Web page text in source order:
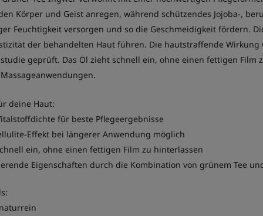
Körper und Geist anregen, während schützendes Jojoba-,
Feuchtigkeit versorgen und so die Geschmeidigkeit fördern.
der behandelten Haut führen. Die hautstraffende
geprüft. Das Öl zieht schnell ein, ohne einen fettigen
deine Haut:
für beste Pflegeergebnisse
Effekt bei längerer Anwendung möglich
ein, ohne einen fettigen Film zu hinterlassen
Eigenschaften durch die Kombination von grünem Tee